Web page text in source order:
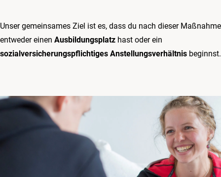
Unser gemeinsames Ziel ist es, dass du nach dieser Maßnahme
entweder einen Ausbildungsplatz hast oder ein
sozialversicherungspflichtiges Anstellungsverhältnis beginnst.